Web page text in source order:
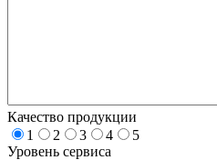
Качество продукции
1
2 3 4
5
Уровень сервиса